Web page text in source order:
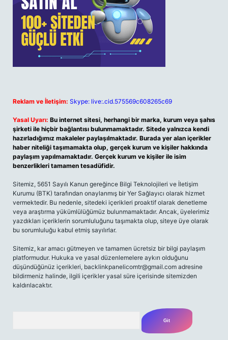
Reklam ve İletişim: Skype: live:.cid.575569c608265c69
Yasal Uyarı: Bu internet sitesi, herhangi bir marka, kurum veya şahıs
şirketi ile hiçbir bağlantısı bulunmamaktadır. Sitede yalnızca kendi
hazırladığımız makaleler paylaşılmaktadır. Burada yer alan içerikler
haber niteliği taşımamakta olup, gerçek kurum ve kişiler hakkında
paylaşım yapılmamaktadır. Gerçek kurum ve kişiler ile isim
benzerlikleri tamamen tesadüfidir.
Sitemiz, 5651 Sayılı Kanun gereğince Bilgi Teknolojileri ve İletişim
Kurumu (BTK) tarafından onaylanmış bir Yer Sağlayıcı olarak hizmet
vermektedir. Bu nedenle, sitedeki içerikleri proaktif olarak denetleme
veya araştırma yükümlülüğümüz bulunmamaktadır. Ancak, üyelerimiz
yazdıkları içeriklerin sorumluluğunu taşımakta olup, siteye üye olarak
bu sorumluluğu kabul etmiş sayılırlar.
Sitemiz, kar amacı gütmeyen ve tamamen ücretsiz bir bilgi paylaşım
platformudur. Hukuka ve yasal düzenlemelere aykırı olduğunu
düşündüğünüz içerikleri, backlinkpanelicomtr@gmail.com adresine
bildirmeniz halinde, ilgili içerikler yasal süre içerisinde sitemizden
kaldırılacaktır.